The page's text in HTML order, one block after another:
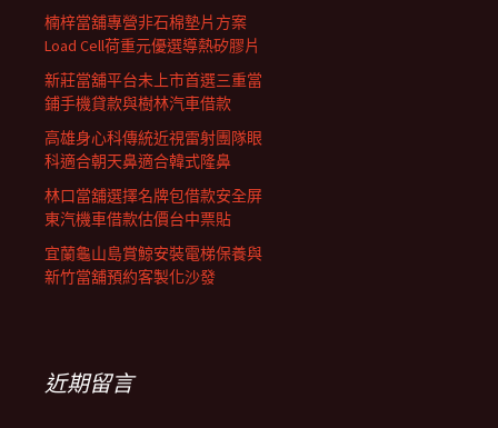
楠梓當舖專營非石棉墊片方案
Load Cell荷重元優選導熱矽膠片
新莊當舖平台未上市首選三重當
鋪手機貸款與樹林汽車借款
高雄身心科傳統近視雷射團隊眼
科適合朝天鼻適合韓式隆鼻
林口當舖選擇名牌包借款安全屏
東汽機車借款估價台中票貼
宜蘭龜山島賞鯨安裝電梯保養與
新竹當舖預約客製化沙發
近期留言